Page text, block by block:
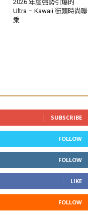
2026 年度強勢引爆的
Ultra – Kawaii 街頭時尚聯
乘
SUBSCRIBE
FOLLOW
FOLLOW
LIKE
FOLLOW